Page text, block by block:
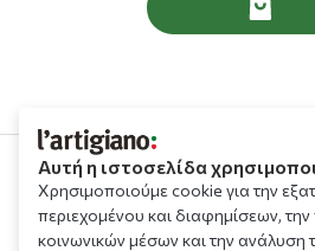
210 9709 100
Αυτή η ιστοσελίδα
Χρησιμοποιούμε cookie για την
περιεχομένου και διαφημίσεων,
κοινωνικών μέσων και την ανάλυση